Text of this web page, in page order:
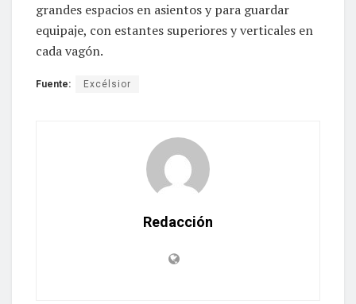
grandes espacios en asientos y para guardar
equipaje, con estantes superiores y verticales en
cada vagón.
Fuente: Excélsior
Redacción